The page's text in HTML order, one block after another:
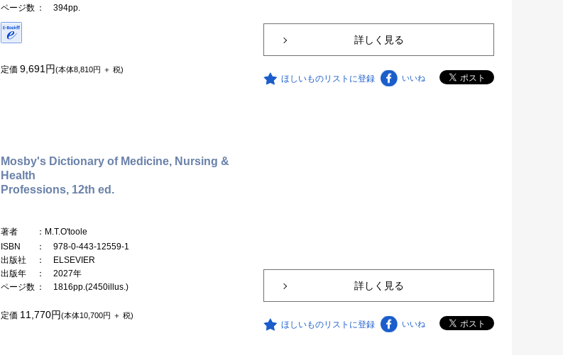
ページ数 ： 394pp.
定価 9,691円(本体8,810円 ＋ 税)
詳しく見る
ほしいものリストに登録 いいね
Mosby's Dictionary of Medicine, Nursing &
Health
Professions, 12th ed.
著者
：M.T.O'toole
ISBN
： 978-0-443-12559-1
出版社
： ELSEVIER
出版年
： 2027年
ページ数 ： 1816pp.(2450illus.)
定価 11,770円(本体10,700円 ＋ 税)
詳しく見る
ほしいものリストに登録 いいね